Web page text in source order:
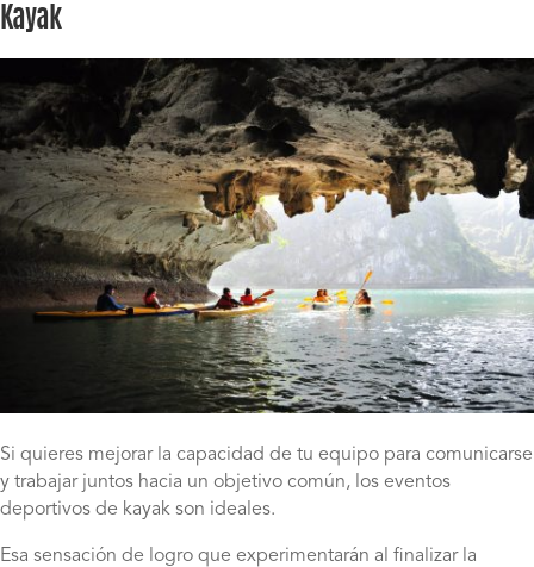
Kayak
Si quieres mejorar la capacidad de tu equipo para comunicarse
y trabajar juntos hacia un objetivo común, los eventos
deportivos de kayak son ideales.
Esa sensación de logro que experimentarán al finalizar la